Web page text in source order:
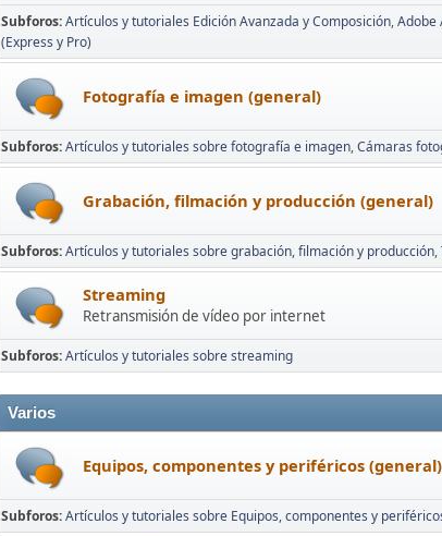
Subforos Artículos y tutoriales Edición Avanzada y Composición Adobe
(Express y Pro)
Fotografía e imagen (general)
Subforos Artículos y tutoriales sobre fotografía e imagen Cámaras
Grabación, filmación y producción (general)
Subforos Artículos y tutoriales sobre grabación, filmación y producción
Streaming
Retransmisión de vídeo por internet
Subforos Artículos y tutoriales sobre streaming
Varios
Equipos, componentes y periféricos (general)
Subforos Artículos y tutoriales sobre Equipos, componentes y